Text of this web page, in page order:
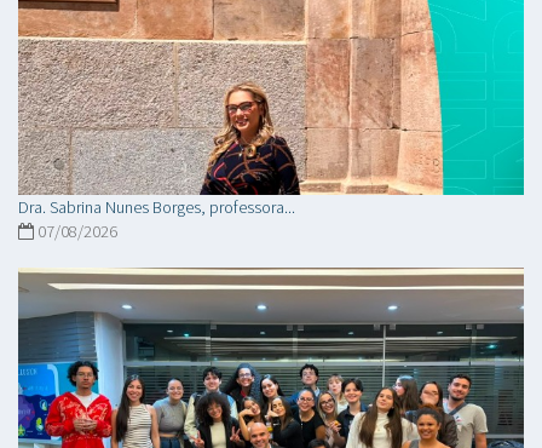
Dra. Sabrina Nunes Borges, professora...
07/08/2026